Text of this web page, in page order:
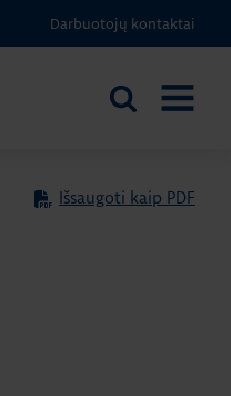
Darbuotojų kontaktai
Ieškoti
Išsaugoti kaip PDF